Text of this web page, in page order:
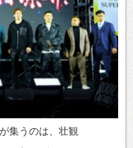
集うのは、壮観